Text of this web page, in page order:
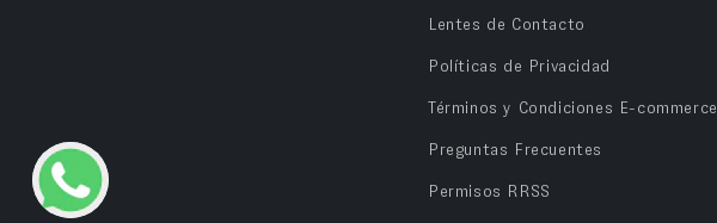
Lentes de Contacto
Políticas de Privacidad
Términos y Condiciones E-commerce
Preguntas Frecuentes
Permisos RRSS